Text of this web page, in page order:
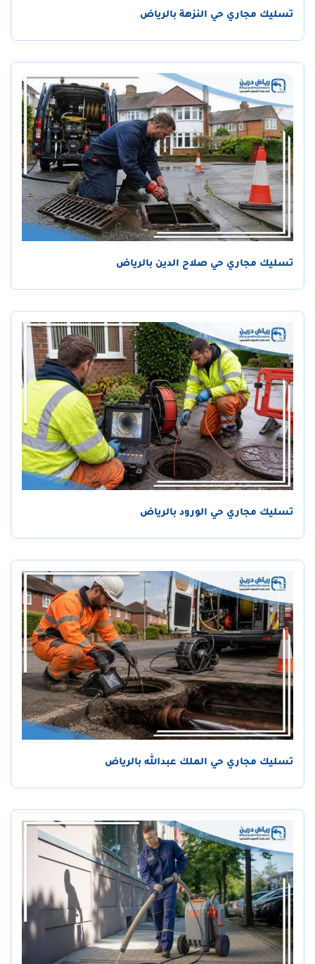
تسليك مجاري حي النزهة بالرياض
تسليك مجاري حي صلاح الدين بالرياض
تسليك مجاري حي الورود بالرياض
تسليك مجاري حي الملك عبدالله بالرياض